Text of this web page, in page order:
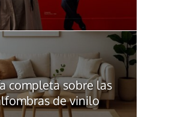
completa sobre las
de vinilo